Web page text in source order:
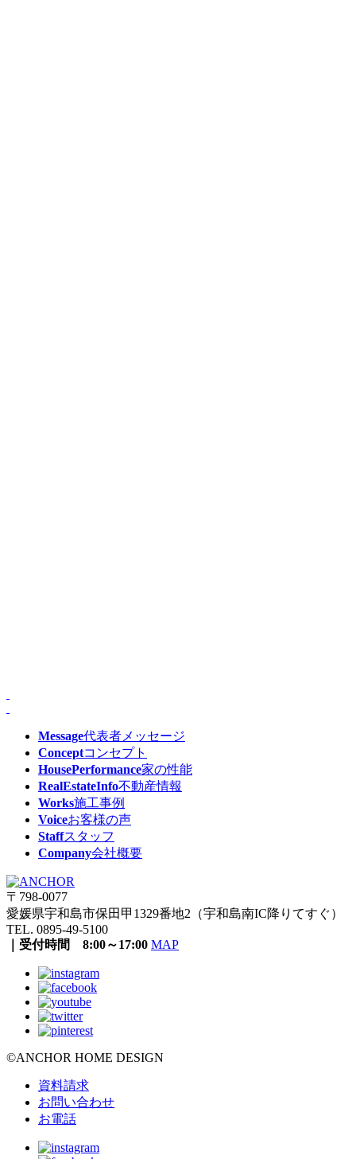
Message代表者メッセージ
Conceptコンセプト
HousePerformance家の性能
RealEstateInfo不動産情報
Works施工事例
Voiceお客様の声
Staffスタッフ
Company会社概要
〒798-0077
愛媛県宇和島市保田甲1329番地2（宇和島南IC降りてすぐ）
TEL. 0895-49-5100
｜受付時間 8:00～17:00 MAP
©ANCHOR HOME DESIGN
資料請求
お問い合わせ
お電話